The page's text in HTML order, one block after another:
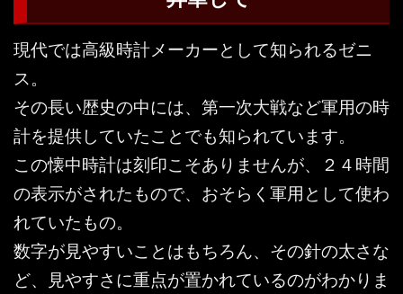
現代では高級時計メーカーとして知られるゼニ
ス。
その長い歴史の中には、第一次大戦など軍用の時
計を提供していたことでも知られています。
この懐中時計は刻印こそありませんが、２４時間
の表示がされたもので、おそらく軍用として使わ
れていたもの。
数字が見やすいことはもちろん、その針の太さな
ど、見やすさに重点が置かれているのがわかりま